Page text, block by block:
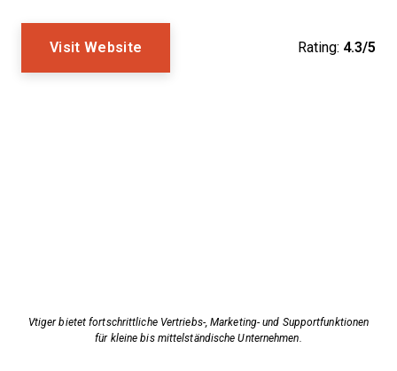
Visit Website Rating: 4.3/5
Vtiger bietet fortschrittliche Vertriebs-, Marketing- und Supportfunktionen
für kleine bis mittelständische Unternehmen.